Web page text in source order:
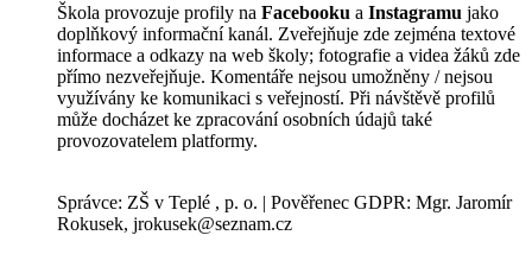
Škola provozuje profily na Facebooku a Instagramu jako
doplňkový informační kanál. Zveřejňuje zde zejména textové
informace a odkazy na web školy; fotografie a videa žáků zde
přímo nezveřejňuje. Komentáře nejsou umožněny / nejsou
využívány ke komunikaci s veřejností. Při návštěvě profilů
může docházet ke zpracování osobních údajů také
provozovatelem platformy.
Správce: ZŠ v Teplé , p. o. | Pověřenec GDPR: Mgr. Jaromír
Rokusek, jrokusek@seznam.cz